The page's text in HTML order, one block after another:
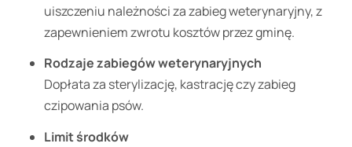
uiszczeniu należności za zabieg weterynaryjny, z
zapewnieniem zwrotu kosztów przez gminę.
Rodzaje zabiegów weterynaryjnych
Dopłata za sterylizację, kastrację czy zabieg
czipowania psów.
Limit środków